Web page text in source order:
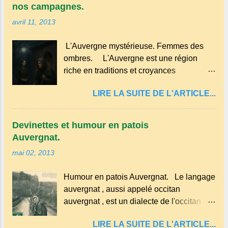
tarte à la bouillie est née de la sobriété
poulailler et la farine du grenier. Pas de
fioritures ...
Millard aux cerises. Prévoyez 500 g de
de farine, 50g de sucre un verre de lait, 1
pincée de sel et 30 g de beurre.
Commencez par équeuter les cerises
passez les sous l'eau rapidement, puis
séchez-les sur un torchon.
nos campagnes.
avril 11, 2013
L'Auvergne mystérieuse. Femmes des
ombres. L'Auvergne est une région
riche en traditions et croyances
croyances qui ont marqué ses
campagnes : Superstitions : Le pain
convives tourne son pain à l’envers, les
aperçoit, il remet le pain sur le bon coté,
mais il doit payer autant de bouteilles de
vin qu’il y a de couteaux ou de fourchettes
LIRE LA SUITE DE L'ARTICLE...
Devinettes et humour en patois
Auvergnat.
mai 02, 2013
Humour en patois Auvergnat. Le langage
auvergnat , aussi appelé occitan
auvergnat , est un dialecte de l'occitan
certaines parties du Massif central . Il
LIRE LA SUITE DE L'ARTICLE...